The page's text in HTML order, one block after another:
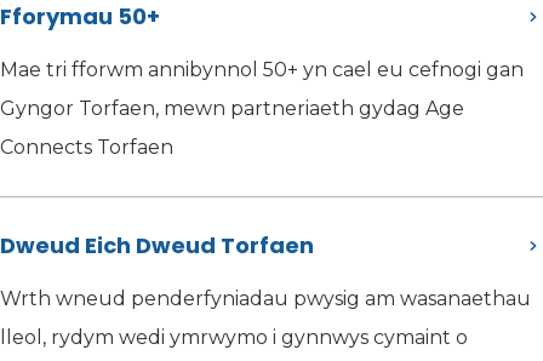
Fforymau 50+
Mae tri fforwm annibynnol 50+ yn cael eu cefnogi gan
Gyngor Torfaen, mewn partneriaeth gydag Age
Connects Torfaen
Dweud Eich Dweud Torfaen
Wrth wneud penderfyniadau pwysig am wasanaethau
lleol, rydym wedi ymrwymo i gynnwys cymaint o